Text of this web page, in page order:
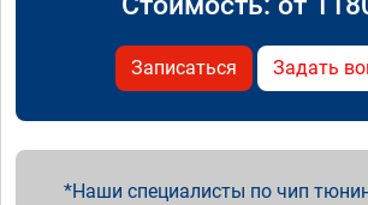
Записаться Задать
Наши специалисты по чип